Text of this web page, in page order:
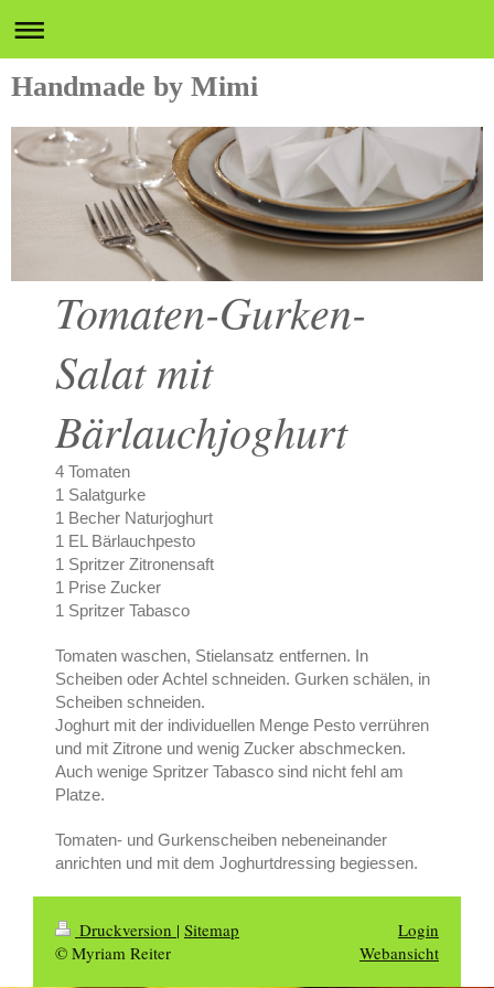
Handmade by Mimi
Tomaten-Gurken-
Salat mit
Bärlauchjoghurt
4 Tomaten
1 Salatgurke
1 Becher Naturjoghurt
1 EL Bärlauchpesto
1 Spritzer Zitronensaft
1 Prise Zucker
1 Spritzer Tabasco
Tomaten waschen, Stielansatz entfernen. In
Scheiben oder Achtel schneiden. Gurken schälen, in
Scheiben schneiden.
Joghurt mit der individuellen Menge Pesto verrühren
und mit Zitrone und wenig Zucker abschmecken.
Auch wenige Spritzer Tabasco sind nicht fehl am
Platze.
Tomaten- und Gurkenscheiben nebeneinander
anrichten und mit dem Joghurtdressing begiessen.
Druckversion | Sitemap
© Myriam Reiter
Login
Webansicht